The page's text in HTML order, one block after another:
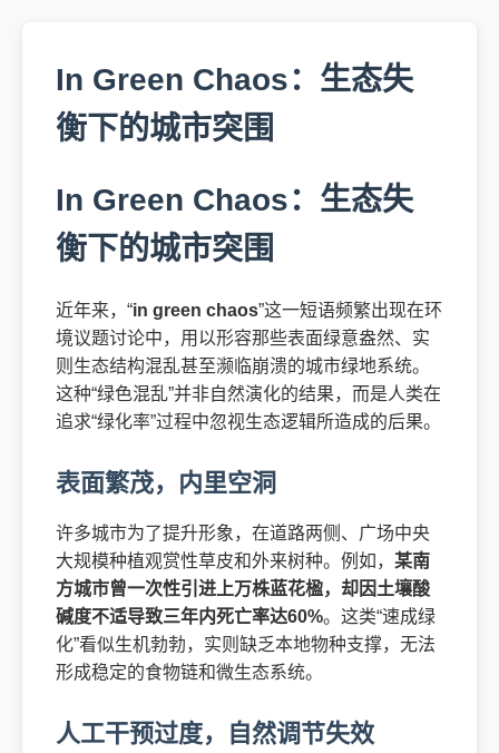
In Green Chaos：生态失
衡下的城市突围
In Green Chaos：生态失
衡下的城市突围
近年来，“in green chaos”这一短语频繁出现在环
境议题讨论中，用以形容那些表面绿意盎然、实
则生态结构混乱甚至濒临崩溃的城市绿地系统。
这种“绿色混乱”并非自然演化的结果，而是人类在
追求“绿化率”过程中忽视生态逻辑所造成的后果。
表面繁茂，内里空洞
许多城市为了提升形象，在道路两侧、广场中央
大规模种植观赏性草皮和外来树种。例如， 某南
方城市曾一次性引进上万株蓝花楹，却因土壤酸
碱度不适导致三年内死亡率达60%。这类“速成绿
化”看似生机勃勃，实则缺乏本地物种支撑，无法
形成稳定的食物链和微生态系统。
人工干预过度，自然调节失效